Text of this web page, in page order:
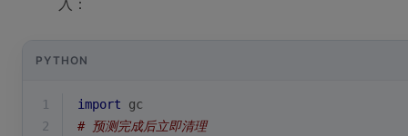
入：
PYTHON
1 import gc
2
# 预测完成后立即清理